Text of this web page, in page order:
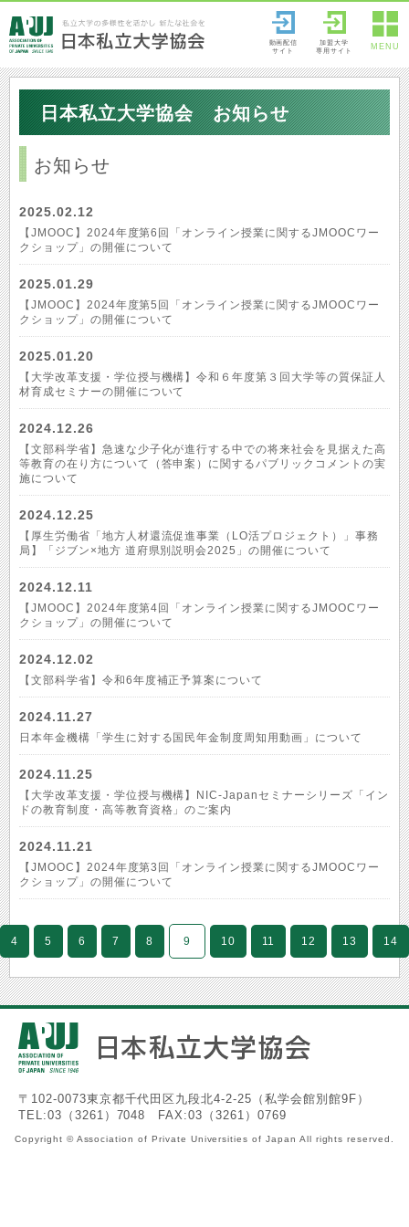
動画配信
サイト
加盟大学
専用サイト
MENU
日本私立大学協会 お知らせ
お知らせ
2025.02.12
【JMOOC】2024年度第6回「オンライン授業に関するJMOOCワー
クショップ」の開催について
2025.01.29
【JMOOC】2024年度第5回「オンライン授業に関するJMOOCワー
クショップ」の開催について
2025.01.20
【大学改革支援・学位授与機構】令和６年度第３回大学等の質保証人
材育成セミナーの開催について
2024.12.26
【文部科学省】急速な少子化が進行する中での将来社会を見据えた高
等教育の在り方について（答申案）に関するパブリックコメントの実
施について
2024.12.25
【厚生労働省「地方人材還流促進事業（LO活プロジェクト）」事務
局】「ジブン×地方 道府県別説明会2025」の開催について
2024.12.11
【JMOOC】2024年度第4回「オンライン授業に関するJMOOCワー
クショップ」の開催について
2024.12.02
【文部科学省】令和6年度補正予算案について
2024.11.27
日本年金機構「学生に対する国民年金制度周知用動画」について
2024.11.25
【大学改革支援・学位授与機構】NIC-Japanセミナーシリーズ「イン
ドの教育制度・高等教育資格」のご案内
2024.11.21
【JMOOC】2024年度第3回「オンライン授業に関するJMOOCワー
クショップ」の開催について
4 5 6 7 8 9 10 11 12 13 14
〒102-0073東京都千代田区九段北4-2-25（私学会館別館9F）
TEL:03（3261）7048 FAX:03（3261）0769
Copyright © Association of Private Universities of Japan All rights reserved.